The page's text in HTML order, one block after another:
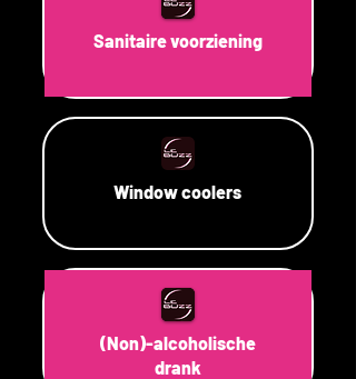
Sanitaire voorziening
Window coolers
(Non)-alcoholische
drank